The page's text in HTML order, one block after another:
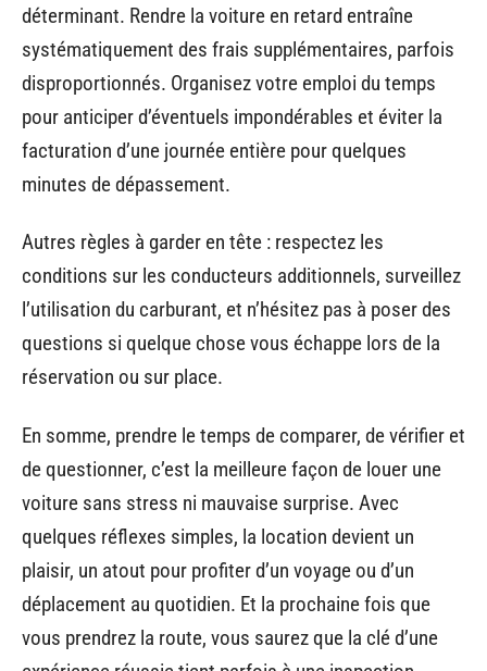
déterminant. Rendre la voiture en retard entraîne
systématiquement des frais supplémentaires, parfois
disproportionnés. Organisez votre emploi du temps
pour anticiper d’éventuels impondérables et éviter la
facturation d’une journée entière pour quelques
minutes de dépassement.
Autres règles à garder en tête : respectez les
conditions sur les conducteurs additionnels, surveillez
l’utilisation du carburant, et n’hésitez pas à poser des
questions si quelque chose vous échappe lors de la
réservation ou sur place.
En somme, prendre le temps de comparer, de vérifier et
de questionner, c’est la meilleure façon de louer une
voiture sans stress ni mauvaise surprise. Avec
quelques réflexes simples, la location devient un
plaisir, un atout pour profiter d’un voyage ou d’un
déplacement au quotidien. Et la prochaine fois que
vous prendrez la route, vous saurez que la clé d’une